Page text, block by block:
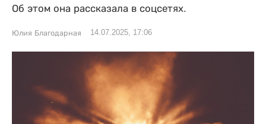
Об этом она рассказала в соцсетях.
Юлия Благодарная 14.07.2025, 17:06